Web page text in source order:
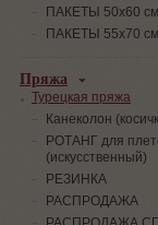
ПАКЕТЫ 50х60 см
ПАКЕТЫ 55х70 см
Пряжа
Турецкая пряжа
Канеколон
РОТАНГ для
(искусственный)
PЕЗИНКА
РАСПРОДАЖА